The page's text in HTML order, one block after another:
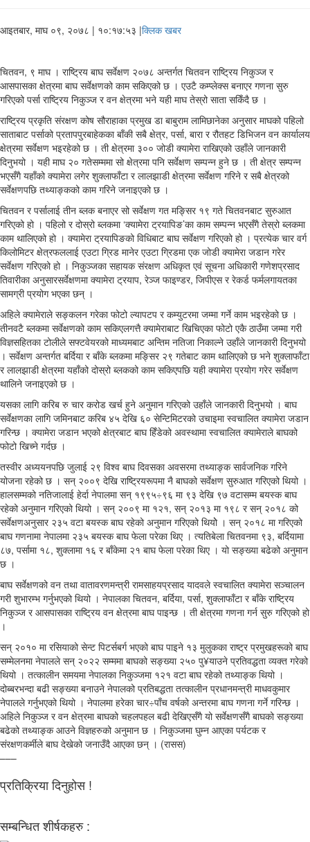
आइतबार, माघ ०९, २०७८ | १०:१७:५३ |क्लिक खबर
चितवन, ९ माघ । राष्ट्रिय बाघ सर्वेक्षण २०७८ अन्तर्गत चितवन राष्ट्रिय निकुञ्ज र
आसपासका क्षेत्रमा बाघ सर्वेक्षणको काम सकिएको छ । एउटै कम्प्लेक्स बनाएर गणना सुरु
गरिएको पर्सा राष्ट्रिय निकुञ्ज र वन क्षेत्रमा भने यही माघ तेस्रो साता सकिँदै छ ।
राष्ट्रिय प्रकृति संरक्षण कोष सौराहाका प्रमुख डा बाबुराम लामिछानेका अनुसार माघको पहिलो
साताबाट पर्साको प्रतापपुरबाहेकका बाँकी सबै क्षेत्र, पर्सा, बारा र रौतहट डिभिजन वन कार्यालय
क्षेत्रमा सर्वेक्षण भइरहेको छ । ती क्षेत्रमा ३०० जोडी क्यामेरा राखिएको उहाँले जानकारी
दिनुभयो । यही माघ २० गतेसम्ममा सो क्षेत्रमा पनि सर्वेक्षण सम्पन्न हुने छ । ती क्षेत्र सम्पन्न
भएसँगै यहाँको क्यामेरा लगेर शुक्लाफाँटा र लालझाडी क्षेत्रमा सर्वेक्षण गरिने र सबै क्षेत्रको
सर्वेक्षणपछि तथ्याङ्कको काम गरिने जनाइएको छ ।
चितवन र पर्सालाई तीन ब्लक बनाएर सो सर्वेक्षण गत मङ्सिर १९ गते चितवनबाट सुरुआत
गरिएको हो । पहिलो र दोस्रो ब्लकमा ‘क्यामेरा ट्रयापिङ’का काम सम्पन्न भएसँगै तेस्रो ब्लकमा
काम थालिएको हो । क्यामेरा ट्रयापिङको विधिबाट बाघ सर्वेक्षण गरिएको हो । प्रत्येक चार वर्ग
किलोमिटर क्षेत्रफललाई एउटा ग्रिड मानेर एउटा ग्रिडमा एक जोडी क्यामेरा जडान गरेर
सर्वेक्षण गरिएको हो । निकुञ्जका सहायक संरक्षण अधिकृत एवं सूचना अधिकारी गणेशप्रसाद
तिवारीका अनुसारसर्वेक्षणमा क्यामेरा ट्रयाप, रेञ्ज फाइण्डर, जिपीएस र रेकर्ड फर्मलगायतका
सामग्री प्रयोग भएका छन् ।
अहिले क्यामेराले सङ्कलन गरेका फोटो ल्यापटप र कम्युटरमा जम्मा गर्ने काम भइरहेको छ ।
तीनवटै ब्लकमा सर्वेक्षणको काम सकिएलगत्तै क्यामेराबाट खिचिएका फोटो एकै ठाउँमा जम्मा गरी
विज्ञसहितका टोलीले सफ्टवेयरको माध्यमबाट अन्तिम नतिजा निकाल्ने उहाँले जानकारी दिनुभयो
। सर्वेक्षण अन्तर्गत बर्दिया र बाँके ब्लकमा मङ्सिर २९ गतेबाट काम थालिएको छ भने शुक्लाफाँटा
र लालझाडी क्षेत्रमा यहाँको दोस्रो ब्लकको काम सकिएपछि यही क्यामेरा प्रयोग गरेर सर्वेक्षण
थालिने जनाइएको छ ।
यसका लागि करिब रु चार करोड खर्च हुने अनुमान गरिएको उहाँले जानकारी दिनुभयो । बाघ
सर्वेक्षणका लागि जमिनबाट करिब ४५ देखि ६० सेन्टिमिटरको उचाइमा स्वचालित क्यामेरा जडान
गरिन्छ । क्यामेरा जडान भएको क्षेत्रबाट बाघ हिँडेको अवस्थामा स्वचालित क्यामेराले बाघको
फोटो खिच्ने गर्दछ ।
तस्वीर अध्ययनपछि जुलाई २९ विश्व बाघ दिवसका अवसरमा तथ्याङ्क सार्वजनिक गरिने
योजना रहेको छ । सन् २००९ देखि राष्ट्रियरूपमा नै बाघको सर्वेक्षण सुरुआत गरिएको थियो ।
हालसम्मको नतिजालाई हेर्दा नेपालमा सन् १९९५÷९६ मा ९३ देखि ९७ वटासम्म बयस्क बाघ
रहेको अनुमान गरिएको थियो । सन् २००९ मा १२१, सन् २०१३ मा १९८ र सन् २०१८ को
सर्वेक्षणअनुसार २३५ वटा बयस्क बाघ रहेको अनुमान गरिएको थियोे । सन् २०१८ मा गरिएको
बाघ गणनामा नेपालमा २३५ बयस्क बाघ फेला परेका थिए । त्यतिबेला चितवनमा ९३, बर्दियामा
८७, पर्सामा १८, शुक्लामा १६ र बाँकेमा २१ बाघ फेला परेका थिए । यो सङ्ख्या बढेको अनुमान
छ ।
बाघ सर्वेक्षणको वन तथा वातावरणमन्त्री रामसाहयप्रसाद यादवले स्वचालित क्यामेरा सञ्चालन
गरी शुभारम्भ गर्नुभएको थियो । नेपालका चितवन, बर्दिया, पर्सा, शुक्लाफाँटा र बाँके राष्ट्रिय
निकुञ्ज र आसपासका राष्ट्रिय वन क्षेत्रमा बाघ पाइन्छ । ती क्षेत्रमा गणना गर्न सुरु गरिएको हो
।
सन् २०१० मा रसियाको सेन्ट पिटर्सबर्ग भएको बाघ पाइने १३ मुलुकका राष्ट्र प्रमुखहरूको बाघ
सम्मेलनमा नेपालले सन् २०२२ सम्ममा बाघको सङ्ख्या २५० पु¥याउने प्रतिवद्धता व्यक्त गरेको
थियो । तत्कालीन समयमा नेपालका निकुञ्जमा १२१ वटा बाघ रहेको तथ्याङ्क थियो ।
दोब्बरभन्दा बढी सङ्ख्या बनाउने नेपालको प्रतिबद्धता तत्कालीन प्रधानमन्त्री माधवकुमार
नेपालले गर्नुभएको थियो । नेपालमा हरेका चार÷पाँच वर्षको अन्तरमा बाघ गणना गर्ने गरिन्छ ।
अहिले निकुञ्ज र वन क्षेत्रमा बाघको चहलपहल बढी देखिएसँगै यो सर्वेक्षणसँगै बाघको सङ्ख्या
बढेको तथ्याङ्क आउने विज्ञहरुको अनुमान छ । निकुञ्जमा घुम्न आएका पर्यटक र
संरक्षणकर्मीले बाघ देखेको जनाउँदै आएका छन् । (रासस)
–––
प्रतिक्रिया दिनुहोस !
सम्बन्धित शीर्षकहरु :